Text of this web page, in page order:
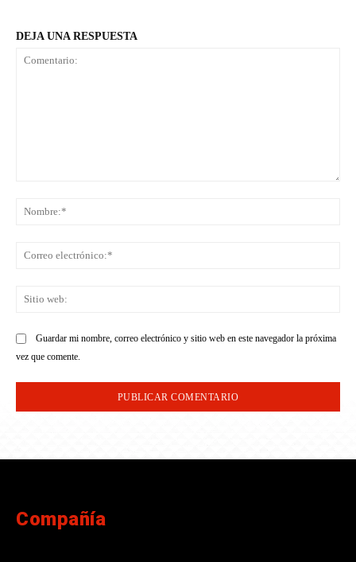
DEJA UNA RESPUESTA
Guardar mi nombre, correo electrónico y sitio web en este navegador la próxima
vez que comente.
Compañía